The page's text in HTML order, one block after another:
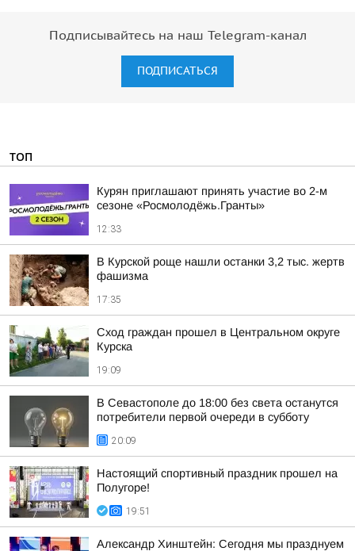
Подписывайтесь на наш Telegram-канал
ПОДПИСАТЬСЯ
ТОП
Курян приглашают принять участие во 2-м
сезоне «Росмолодёжь.Гранты»
12:33
В Курской роще нашли останки 3,2 тыс. жертв
фашизма
17:35
Сход граждан прошел в Центральном округе
Курска
19:09
В Севастополе до 18:00 без света останутся
потребители первой очереди в субботу
20:09
Настоящий спортивный праздник прошел на
Полугоре!
19:51
Александр Хинштейн: Сегодня мы празднуем